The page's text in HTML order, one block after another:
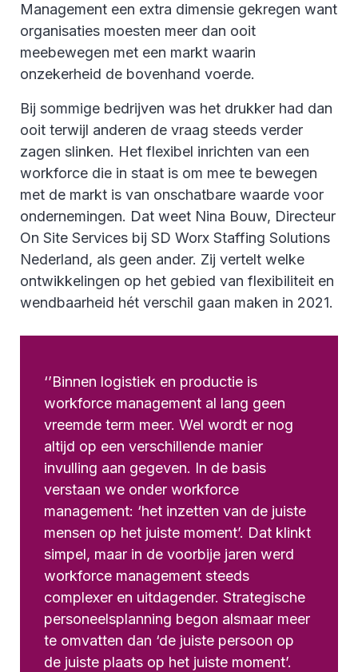
Management een extra dimensie gekregen want
organisaties moesten meer dan ooit
meebewegen met een markt waarin
onzekerheid de bovenhand voerde.
Bij sommige bedrijven was het drukker had dan
ooit terwijl anderen de vraag steeds verder
zagen slinken. Het flexibel inrichten van een
workforce die in staat is om mee te bewegen
met de markt is van onschatbare waarde voor
ondernemingen. Dat weet Nina Bouw, Directeur
On Site Services bij SD Worx Staffing Solutions
Nederland, als geen ander. Zij vertelt welke
ontwikkelingen op het gebied van flexibiliteit en
wendbaarheid hét verschil gaan maken in 2021.
‘’Binnen logistiek en productie is
workforce management al lang geen
vreemde term meer. Wel wordt er nog
altijd op een verschillende manier
invulling aan gegeven. In de basis
verstaan we onder workforce
management: ‘het inzetten van de juiste
mensen op het juiste moment’. Dat klinkt
simpel, maar in de voorbije jaren werd
workforce management steeds
complexer en uitdagender. Strategische
personeelsplanning begon alsmaar meer
te omvatten dan ‘de juiste persoon op
de juiste plaats op het juiste moment’.